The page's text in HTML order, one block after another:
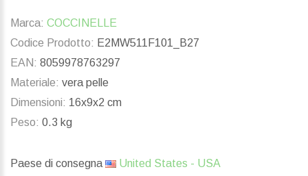
Marca: COCCINELLE
Codice Prodotto: E2MW511F101_B27
EAN: 8059978763297
Materiale: vera pelle
Dimensioni: 16x9x2 cm
Peso: 0.3 kg
Paese di consegna United States - USA